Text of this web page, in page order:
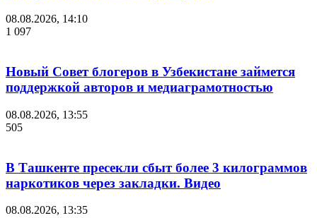
08.08.2026, 14:10
1 097
Новый Совет блогеров в Узбекистане займется
поддержкой авторов и медиаграмотностью
08.08.2026, 13:55
505
В Ташкенте пресекли сбыт более 3 килограммов
наркотиков через закладки. Видео
08.08.2026, 13:35